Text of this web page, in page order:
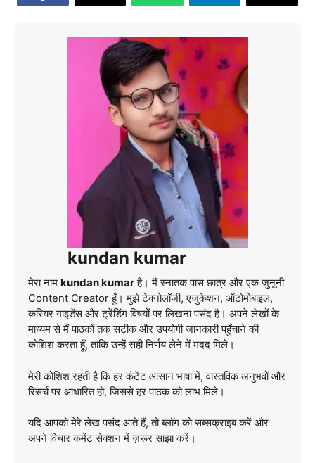
kundan kumar
मेरा नाम kundan kumarहै। मैं स्नातक पास छात्र और एक जुनूनी
Content Creator हूँ। मुझे टेक्नोलॉजी, एजुकेशन, ऑटोमोबाइल,
करियर गाइडेंस और ट्रेंडिंग विषयों पर लिखना पसंद है। अपने लेखों के
माध्यम से मैं पाठकों तक सटीक और उपयोगी जानकारी पहुँचाने की
कोशिश करता हूँ, ताकि उन्हें सही निर्णय लेने में मदद मिले।
मेरी कोशिश रहती है कि हर कंटेंट आसान भाषा में, वास्तविक अनुभवों और
रिसर्च पर आधारित हो, जिससे हर पाठक को लाभ मिले।
यदि आपको मेरे लेख पसंद आते हैं, तो ब्लॉग को सब्सक्राइब करें और
अपने विचार कमेंट सेक्शन में ज़रूर साझा करें।